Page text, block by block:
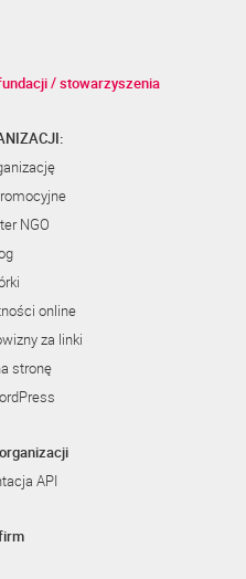
/ stowarzyszenia
NGO
online
za linki
stronę
API